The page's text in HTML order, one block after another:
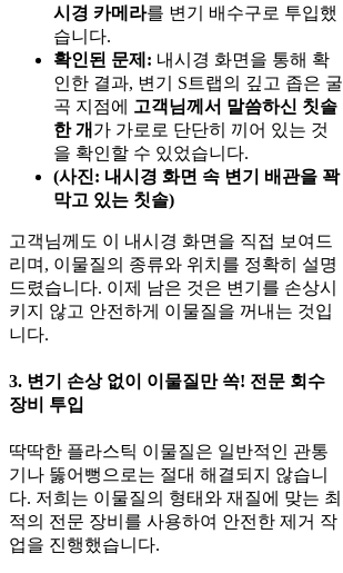
시경 카메라를 변기 배수구로 투입했
습니다.
확인된 문제: 내시경 화면을 통해 확
인한 결과, 변기 S트랩의 깊고 좁은 굴
곡 지점에 고객님께서 말씀하신 칫솔
한 개 가 가로로 단단히 끼어 있는 것
을 확인할 수 있었습니다.
(사진: 내시경 화면 속 변기 배관을 꽉
막고 있는 칫솔)
고객님께도 이 내시경 화면을 직접 보여드
리며, 이물질의 종류와 위치를 정확히 설명
드렸습니다. 이제 남은 것은 변기를 손상시
키지 않고 안전하게 이물질을 꺼내는 것입
니다.
3. 변기 손상 없이 이물질만 쏙! 전문 회수
장비 투입
딱딱한 플라스틱 이물질은 일반적인 관통
기나 뚫어뻥으로는 절대 해결되지 않습니
다. 저희는 이물질의 형태와 재질에 맞는 최
적의 전문 장비를 사용하여 안전한 제거 작
업을 진행했습니다.